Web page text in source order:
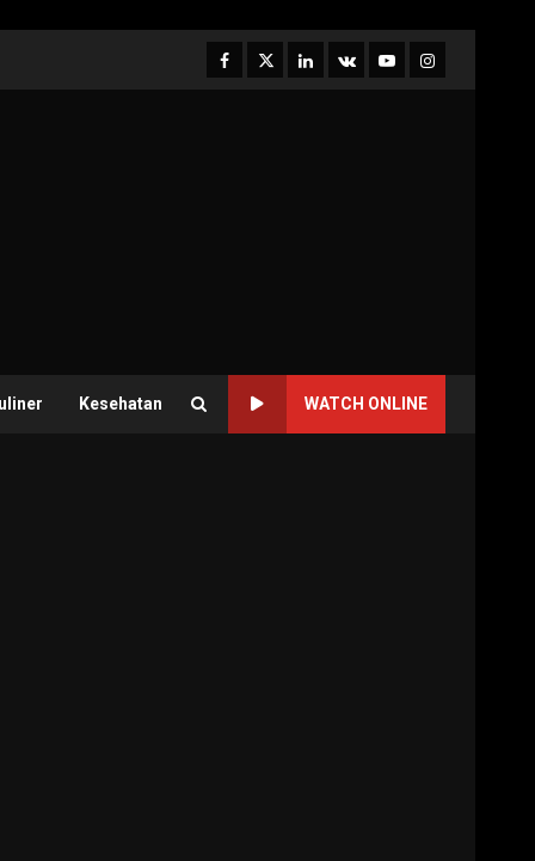
Facebook
TwitterLinkedin
VK YoutubeInstagram
Kesehatan WATCH ONLINE